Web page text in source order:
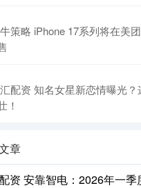
策略 iPhone 17系列将在美
配资 知名女星新恋情曝光？
！
章
资 安靠智电：2026年一季